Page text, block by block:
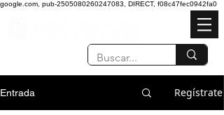
google.com, pub-2505080260247083, DIRECT, f08c47fec0942fa0
Entrada Regístrate